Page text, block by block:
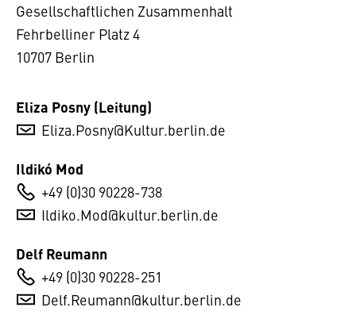
Gesellschaftlichen Zusammenhalt
Fehrbelliner Platz 4
10707 Berlin
Eliza Posny (Leitung)
Eliza.Posny@Kultur.berlin.de
Ildikó Mod
+49 (0)30 90228-738
Ildiko.Mod@kultur.berlin.de
Delf Reumann
+49 (0)30 90228-251
Delf.Reumann@kultur.berlin.de